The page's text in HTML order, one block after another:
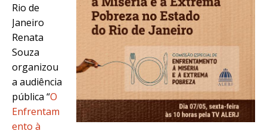
Rio de
Janeiro
Renata
Souza
organizou
a audiência
pública “O
Enfrentam
ento à